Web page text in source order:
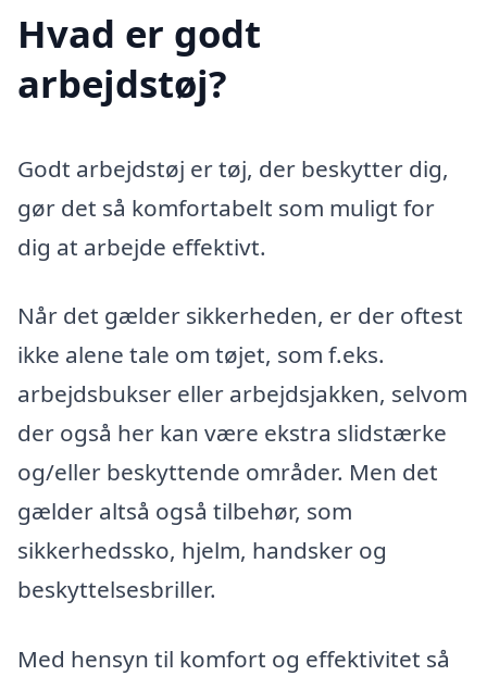
Hvad er godt
arbejdstøj?
Godt arbejdstøj er tøj, der beskytter dig,
gør det så komfortabelt som muligt for
dig at arbejde effektivt.
Når det gælder sikkerheden, er der oftest
ikke alene tale om tøjet, som f.eks.
arbejdsbukser eller arbejdsjakken, selvom
der også her kan være ekstra slidstærke
og/eller beskyttende områder. Men det
gælder altså også tilbehør, som
sikkerhedssko, hjelm, handsker og
beskyttelsesbriller.
Med hensyn til komfort og effektivitet så